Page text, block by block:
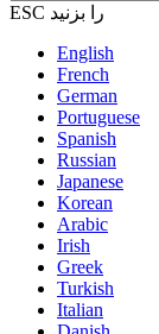
ESC را بزنید
English
French
German
Portuguese
Spanish
Russian
Japanese
Korean
Arabic
Irish
Greek
Turkish
Italian